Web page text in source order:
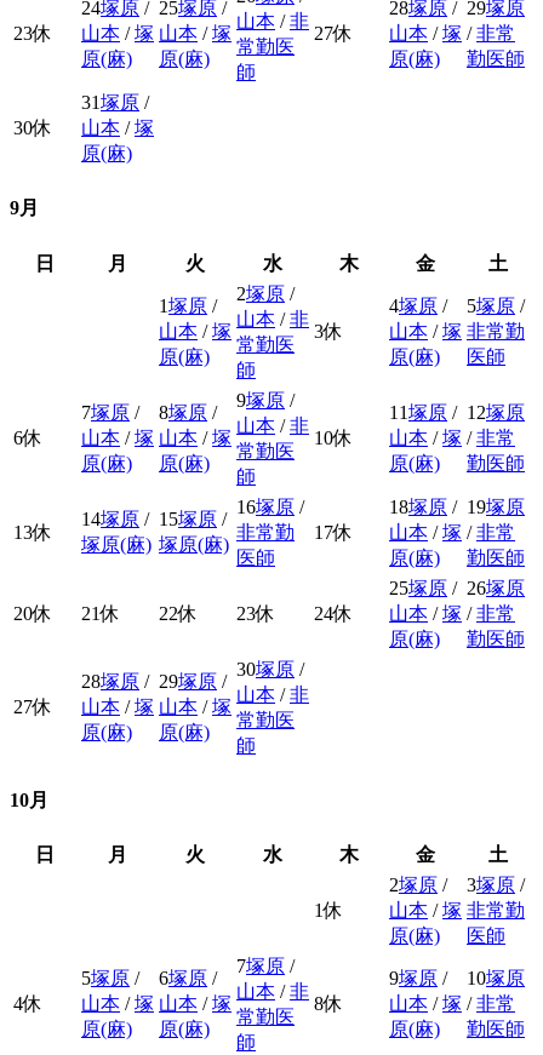
23休
24塚原 /
山本 /塚
原(麻)
25塚原 /
山本 /塚
原(麻)
山本 /非
常勤医
師
27休
28塚原 /
山本 /塚
原(麻)
29塚原
/非常
勤医師
30休
31塚原 /
山本 /塚
原(麻)
9月
日 月 火 水 木 金 土
1塚原 /
山本 /塚
原(麻)
2塚原 /
山本 /非
常勤医
師
3休
4塚原 /
山本 /塚
原(麻)
5塚原 /
非常勤
医師
6休
7塚原 /
山本 /塚
原(麻)
8塚原 /
山本 /塚
原(麻)
9塚原 /
山本 /非
常勤医
師
10休
11塚原 /
山本 /塚
原(麻)
12塚原
/非常
勤医師
13休
14塚原 /
塚原(麻)
15塚原 /
塚原(麻)
16塚原 /
非常勤
医師
17休
18塚原 /
山本 /塚
原(麻)
19塚原
/非常
勤医師
20休 21休 22休 23休 24休
25塚原 /
山本 /塚
原(麻)
26塚原
/非常
勤医師
27休
28塚原 /
山本 /塚
原(麻)
29塚原 /
山本 /塚
原(麻)
30塚原 /
山本 /非
常勤医
師
10月
日 月 火 水 木 金 土
1休
2塚原 /
山本 /塚
原(麻)
3塚原 /
非常勤
医師
4休
5塚原 /
山本 /塚
原(麻)
6塚原 /
山本 /塚
原(麻)
7塚原 /
山本 /非
常勤医
師
8休
9塚原 /
山本 /塚
原(麻)
10塚原
/非常
勤医師